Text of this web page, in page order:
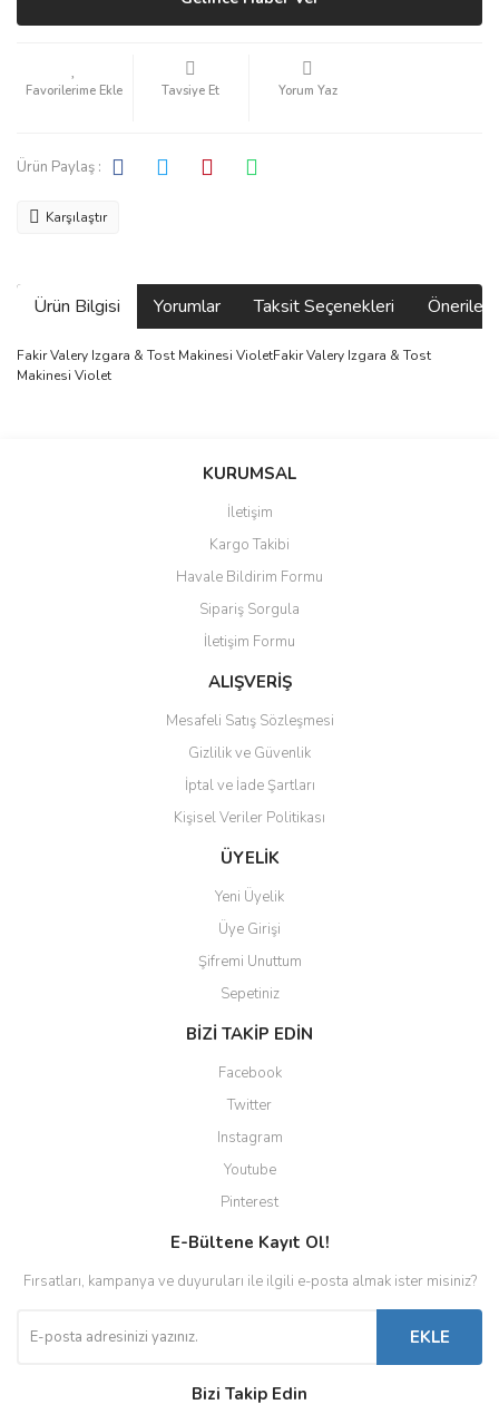
Tavsiye Et Yorum Yaz
Ürün Paylaş :
Karşılaştır
Ürün Bilgisi Yorumlar Taksit Seçenekleri
Fakir Valery Izgara & Tost Makinesi VioletFakir Valery Izgara & Tost
Makinesi Violet
Bu ürüne ilk yorumu siz yapın!
Ürün resmi kalitesiz, bozuk veya görüntülenemiyor.
Ürün açıklamasında eksik bilgiler bulunuyor.
Ürün bilgilerinde hatalar bulunuyor.
Ürün fiyatı diğer sitelerden daha pahalı.
Bu ürüne benzer farklı alternatifler olmalı.
Gönder
KURUMSAL
İletişim
Kargo Takibi
Havale Bildirim Formu
Sipariş Sorgula
İletişim Formu
ALIŞVERİŞ
Mesafeli Satış Sözleşmesi
Gizlilik ve Güvenlik
İptal ve İade Şartları
Kişisel Veriler Politikası
ÜYELİK
Yeni Üyelik
Üye Girişi
Şifremi Unuttum
Sepetiniz
BİZİ TAKİP EDİN
Facebook
Twitter
Instagram
Youtube
Pinterest
E-Bültene Kayıt Ol!
Fırsatları, kampanya ve duyuruları ile ilgili e-posta almak ister misiniz?
EKLE
Bizi Takip Edin